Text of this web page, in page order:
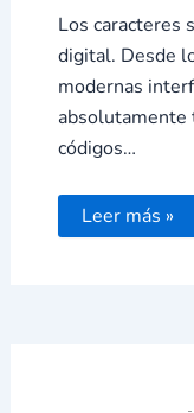
Los caracteres
digital. Desde
modernas
códigos…
Leer más »